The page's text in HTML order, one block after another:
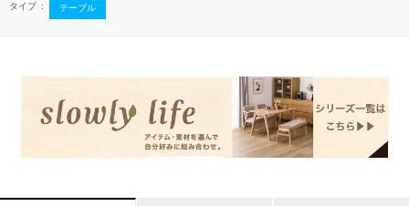
タイプ テーブル